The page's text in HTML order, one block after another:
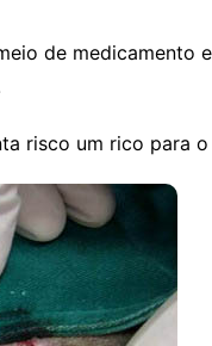
de medicamento
risco um rico para o